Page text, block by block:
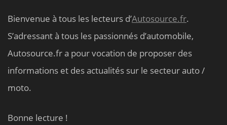
Bienvenue à tous les lecteurs d’Autosource.fr.
S’adressant à tous les passionnés d’automobile,
Autosource.fr a pour vocation de proposer des
informations et des actualités sur le secteur auto /
moto.
Bonne lecture !